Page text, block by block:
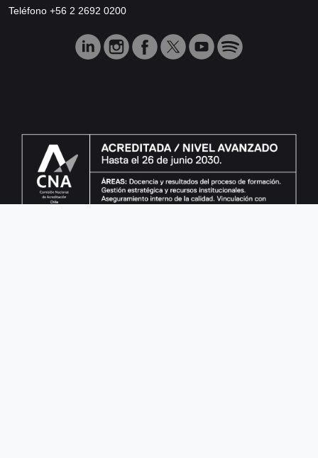
Teléfono +56 2 2692 0200